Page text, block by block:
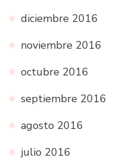
diciembre 2016
noviembre 2016
octubre 2016
septiembre 2016
agosto 2016
julio 2016